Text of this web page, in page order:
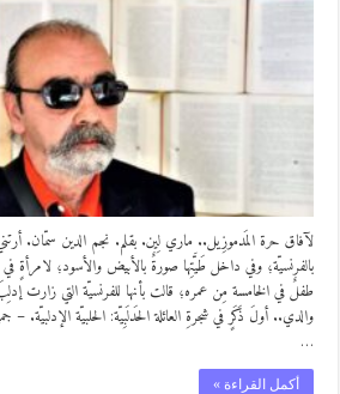
لآفاق حرة المَدموزِيل.. ماري لِين. بقلم. نجم الدين سمّان.
بالفرنسيّة؛ وفي داخل طَيَّتِها صورةٌ بالأبيض والأسود؛ لامرأةٍ في
طفلٌ في الخامسة مِن عمره؛ قالت بأنها للفرنسيّة التي زارت
والدي.. أولَ ذَكَرٍ في شجرةِ العائلة الحَدلَبِيّة: الحلبيّة الإدلبيّة. –
…
أكمل القراءة »